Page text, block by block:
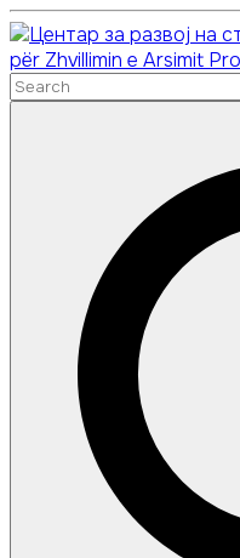
Skip
to
content
për Zhvillimin e Arsimit